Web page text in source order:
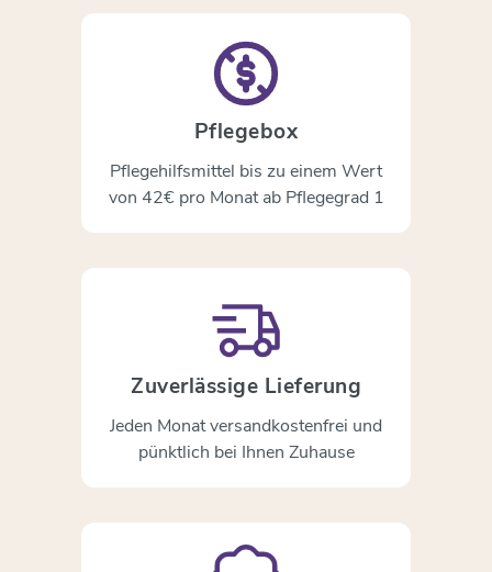
Pflegebox
Pflegehilfsmittel bis zu einem Wert
von 42€ pro Monat ab Pflegegrad 1
Zuverlässige Lieferung
Jeden Monat versandkostenfrei und
pünktlich bei Ihnen Zuhause